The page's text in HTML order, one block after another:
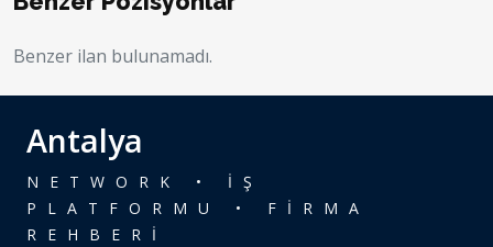
Benzer ilan bulunamadı.
Antalya
NETWORK • İŞ
PLATFORMU • FİRMA
REHBERİ